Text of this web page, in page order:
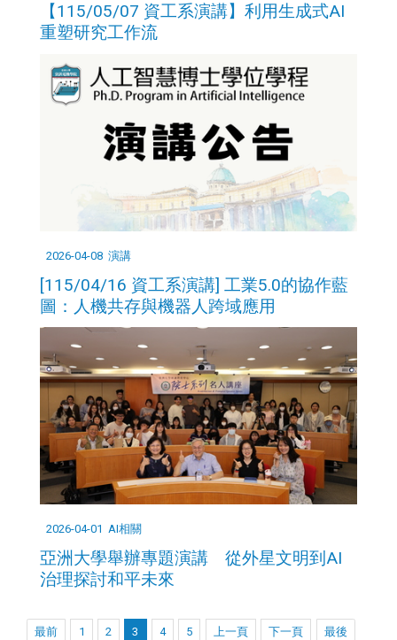
【115/05/07 資工系演講】利用生成式AI
重塑研究工作流
2026-04-08 演講
[115/04/16 資工系演講] 工業5.0的協作藍
圖：人機共存與機器人跨域應用
2026-04-01 AI相關
亞洲大學舉辦專題演講 從外星文明到AI
治理探討和平未來
最前 1 2 3 4 5 上一頁 下一頁 最後